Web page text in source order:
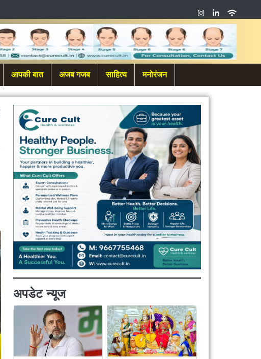
आपकी बात अजब गजब साहित्य मनोरंजन
अपडेट न्यूज